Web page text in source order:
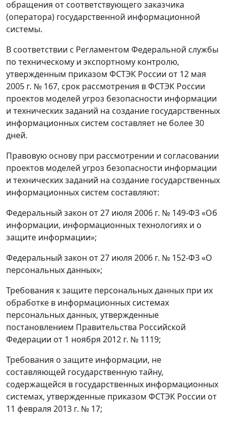
обращения от соответствующего заказчика
(оператора) государственной информационной
системы.
В соответствии с Регламентом Федеральной службы
по техническому и экспортному контролю,
утвержденным приказом ФСТЭК России от 12 мая
2005 г. № 167, срок рассмотрения в ФСТЭК России
проектов моделей угроз безопасности информации
и технических заданий на создание государственных
информационных систем составляет не более 30
дней.
Правовую основу при рассмотрении и согласовании
проектов моделей угроз безопасности информации
и технических заданий на создание государственных
информационных систем составляют:
Федеральный закон от 27 июля 2006 г. № 149-ФЗ «Об
информации, информационных технологиях и о
защите информации»;
Федеральный закон от 27 июля 2006 г. № 152-ФЗ «О
персональных данных»;
Требования к защите персональных данных при их
обработке в информационных системах
персональных данных, утвержденные
постановлением Правительства Российской
Федерации от 1 ноября 2012 г. № 1119;
Требования о защите информации, не
составляющей государственную тайну,
содержащейся в государственных информационных
системах, утвержденные приказом ФСТЭК России от
11 февраля 2013 г. № 17;